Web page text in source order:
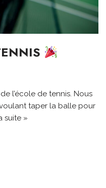
l’école de tennis. Nous
taper la balle pour
suite »